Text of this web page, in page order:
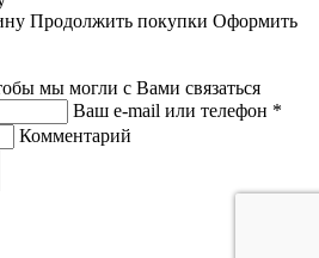
Продолжить покупки Оформить
мы могли с Вами связаться
Ваш e-mail или телефон *
Комментарий